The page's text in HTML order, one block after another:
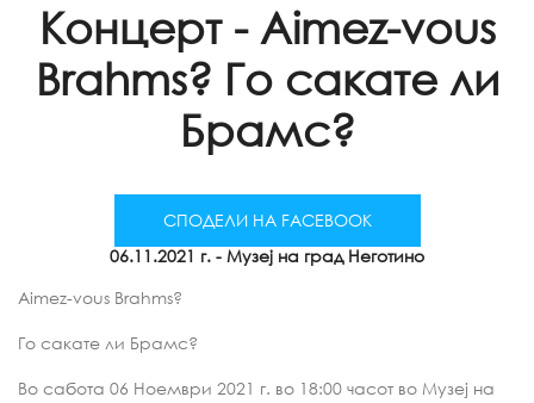
Концерт - Aimez-vous
Brahms? Го сакате ли
Брамс?
СПОДЕЛИ НА FACEBOOK
06.11.2021 г. - Музеј на град Неготино
Aimez-vous Brahms?
Го сакате ли Брамс?
Во сабота 06 Ноември 2021 г. во 18:00 часот во Музеј на